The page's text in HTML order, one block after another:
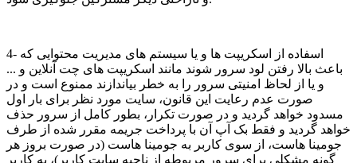
4- اسفاده از اسکریپت ها و یا سیستم های مدیریت محتوایی که
باعث بالا رفتن لود سرور شوند مانند اسکریپت های چت آنلاین و ...
و یا از لحاظ امنیتی سرور را به خطر بیاندازند ممنوع است و در
صورت عدم رعایت این قانون، سایت مورد نظر برای بار اول
مسدود خواهد گردید و در صورت تکرار، بطور کامل از سرور حذف
خواهد گردید و فقط بک آپ آن با پرداخت جریمه مقرر شده از طرف
جومینا هاست، از سوی کاربر به جومینا هاست (در صورت بروز هر
گونه مشکلی برای سرور مربوطه از ناحیه سایت کاربر)، به کاربر